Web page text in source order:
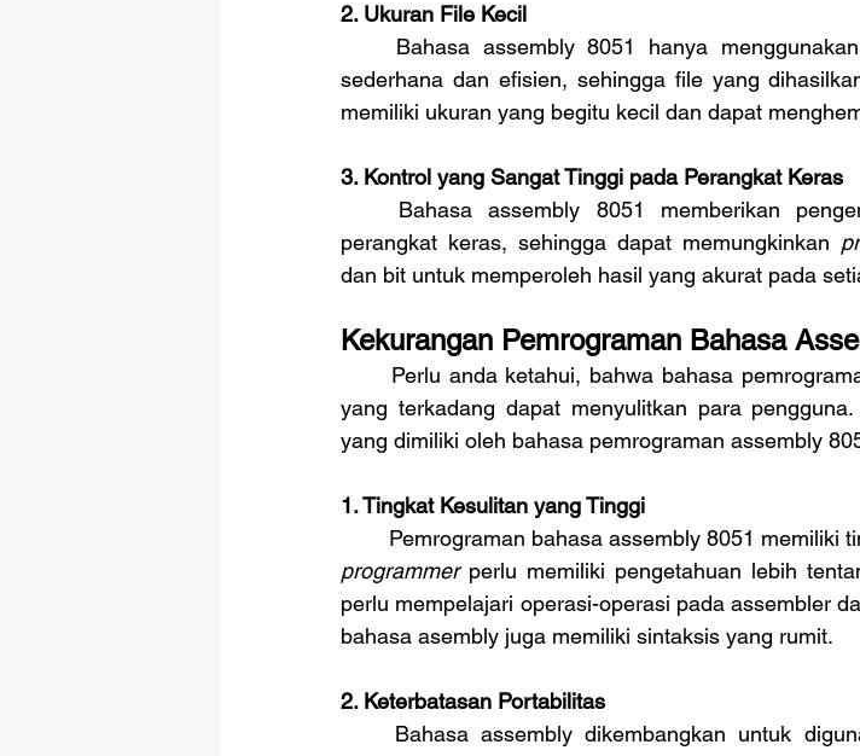
2. Ukuran File Kecil
sederhana dan efisien, sehingga file yang
memiliki ukuran yang begitu kecil dan dapat
3. Kontrol yang Sangat Tinggi pada Perangkat Keras
perangkat keras, sehingga dapat memungkinkan
dan bit untuk memperoleh hasil yang akurat pada
Kekurangan Pemrograman Bahasa
yang terkadang dapat menyulitkan para
yang dimiliki oleh bahasa pemrograman assembly
1. Tingkat Kesulitan yang Tinggi
programmer perlu memiliki pengetahuan lebih
perlu mempelajari operasi-operasi pada assembler
bahasa asembly juga memiliki sintaksis yang rumit.
2. Keterbatasan Portabilitas